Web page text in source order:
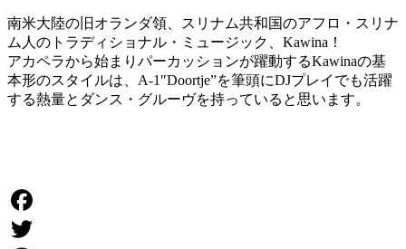
南米大陸の旧オランダ領、スリナム共和国のアフロ・スリナ
ム人のトラディショナル・ミュージック、Kawina！
アカペラから始まりパーカッションが躍動するKawinaの基
本形のスタイルは、A-1″Doortje”を筆頭にDJプレイでも活躍
する熱量とダンス・グルーヴを持っていると思います。
Facebook